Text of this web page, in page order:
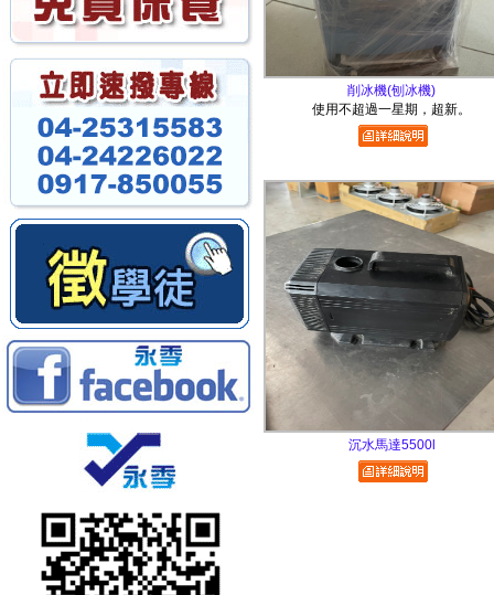
削冰機(刨冰機)
使用不超過一星期，超新。
沉水馬達5500l